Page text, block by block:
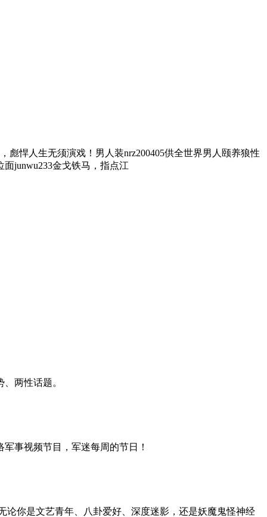
悍人生无须演戏！男人装nrz200405供全世界男人颐养狼性
junwu233金戈铁马，指点江
两性话题。
事视频节目，军迷每周的节日！
你是文艺青年、八卦爱好、深度迷影，还是妖魔鬼怪神经